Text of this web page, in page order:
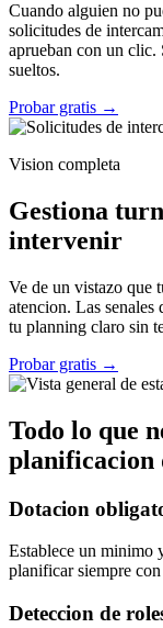
Cuando alguien no
solicitudes de
aprueban con un clic.
sueltos.
Probar gratis →
Vision completa
Gestiona
intervenir
Ve de un vistazo que
atencion. Las senales
tu planning claro sin
Probar gratis →
Todo lo que
planificacion
Dotacion
Establece un minimo
planificar siempre
Deteccion de